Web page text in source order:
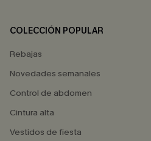
COLECCIÓN POPULAR
Rebajas
Novedades semanales
Control de abdomen
Cintura alta
Vestidos de fiesta